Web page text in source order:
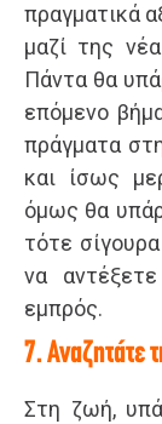
πραγματικά
μαζί της
Πάντα θα
επόμενο
πράγματα
και ίσως
όμως θα
τότε
να
εμπρός.
7. Αναζητάτε
Στη ζωή,